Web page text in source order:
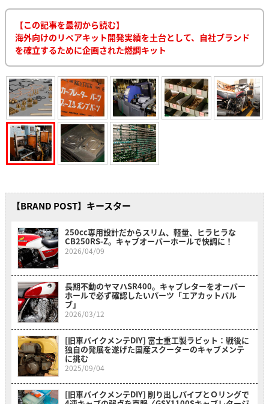
【この記事を最初から読む】
海外向けのリペアキット開発実績を土台として、自社ブランド
を確立するために企画された燃調キット
【BRAND POST】キースター
250cc専用設計だからスリム、軽量、ヒラヒラな
CB250RS-Z。キャブオーバーホールで快調に！
2026/04/09
長期不動のヤマハSR400。キャブレターをオーバー
ホールで必ず確認したいパーツ「エアカットバル
ブ」
2026/03/12
[旧車バイクメンテDIY] 富士重工製ラビット：戦後に
独自の発展を遂げた国産スクーターのキャブメンテ
に挑む
2025/09/04
[旧車バイクメンテDIY] 削り出しパイプとＯリングで